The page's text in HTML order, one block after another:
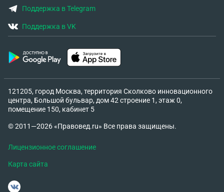
Поддержка в Telegram
Поддержка в VK
121205, город Москва, территория Сколково инновационного
центра, Большой бульвар, дом 42 строение 1, этаж 0,
помещение 150, кабинет 5
© 2011—2026 «Правовед.ru» Все права защищены.
Лицензионное соглашение
Карта сайта